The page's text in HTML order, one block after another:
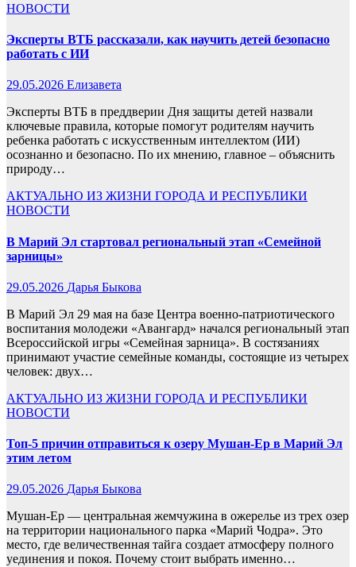
НОВОСТИ
Эксперты ВТБ рассказали, как научить детей безопасно
работать с ИИ
29.05.2026 Елизавета
Эксперты ВТБ в преддверии Дня защиты детей назвали
ключевые правила, которые помогут родителям научить
ребенка работать с искусственным интеллектом (ИИ)
осознанно и безопасно. По их мнению, главное – объяснить
природу…
АКТУАЛЬНО ИЗ ЖИЗНИ ГОРОДА И РЕСПУБЛИКИ
НОВОСТИ
В Марий Эл стартовал региональный этап «Семейной
зарницы»
29.05.2026 Дарья Быкова
В Марий Эл 29 мая на базе Центра военно‑патриотического
воспитания молодежи «Авангард» начался региональный этап
Всероссийской игры «Семейная зарница». В состязаниях
принимают участие семейные команды, состоящие из четырех
человек: двух…
АКТУАЛЬНО ИЗ ЖИЗНИ ГОРОДА И РЕСПУБЛИКИ
НОВОСТИ
Топ-5 причин отправиться к озеру Мушан-Ер в Марий Эл
этим летом
29.05.2026 Дарья Быкова
Мушан-Ер — центральная жемчужина в ожерелье из трех озер
на территории национального парка «Марий Чодра». Это
место, где величественная тайга создает атмосферу полного
уединения и покоя. Почему стоит выбрать именно…